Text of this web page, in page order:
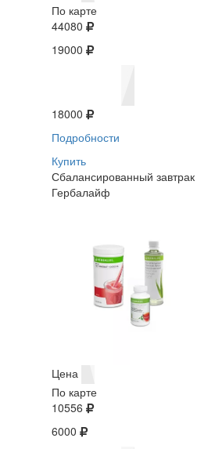
По карте
44080
19000
18000
Подробности
Купить
Сбалансированный завтрак
Гербалайф
Цена
По карте
10556
6000